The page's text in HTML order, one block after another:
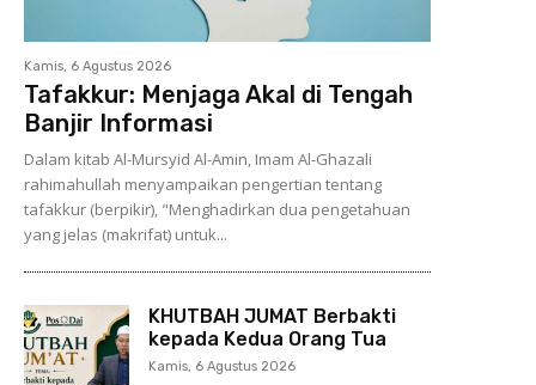
Kamis, 6 Agustus 2026
Tafakkur: Menjaga Akal di Tengah
Banjir Informasi
Dalam kitab Al-Mursyid Al-Amin, Imam Al-Ghazali
rahimahullah menyampaikan pengertian tentang
tafakkur (berpikir), "Menghadirkan dua pengetahuan
yang jelas (makrifat) untuk...
KHUTBAH JUMAT Berbakti
kepada Kedua Orang Tua
Kamis, 6 Agustus 2026